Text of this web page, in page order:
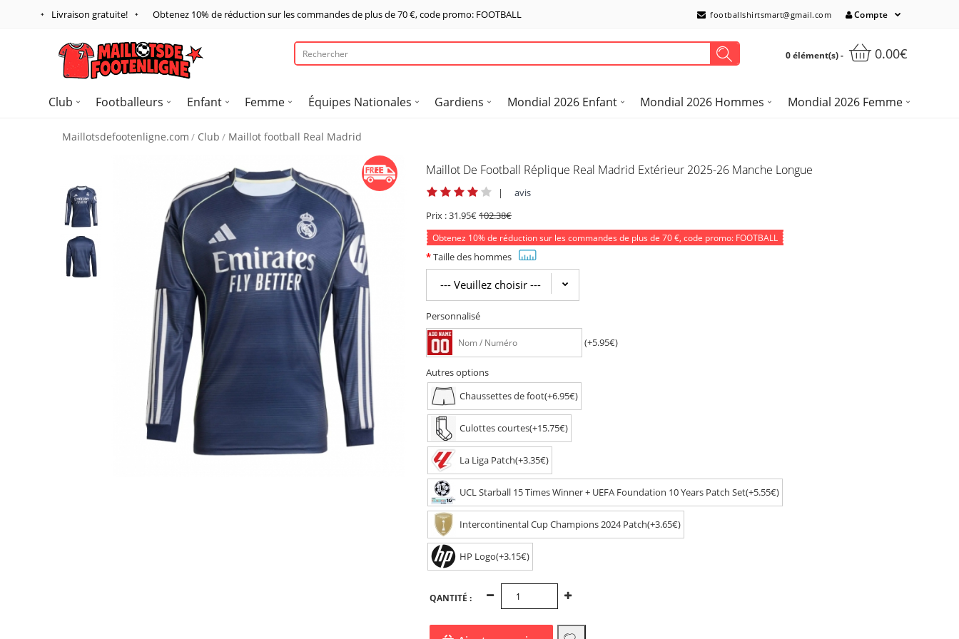
Livraison gratuite! Obtenez 10% de réduction sur les commandes de plus de70 €, code promo: FOOTBALL footballshirtsmart@gmail.com Compte
0 élément(s) - 0.00€
Club Footballeurs Enfant Femme Équipes Nationales Gardiens Mondial 2026 Enfant Mondial 2026 Hommes Mondial 2026 Femme
Maillotsdefootenligne.com Club Maillot football Real Madrid
Maillot De Football Réplique Real Madrid Extérieur 2025-26 Manche Longue
|
avis
Prix :31.95€102.38€
Obtenez 10%de réduction sur les commandes de plus de 70 €, code promo: FOOTBALL
Taille des hommes
Personnalisé
(+5.95€)
Autres options
Chaussettes de foot(+6.95€)
Culottes courtes(+15.75€)
La Liga Patch(+3.35€)
UCL Starball 15 Times Winner + UEFA Foundation 10 Years Patch Set(+5.55€)
Intercontinental Cup Champions 2024 Patch(+3.65€)
HP Logo(+3.15€)
QANTITÉ :